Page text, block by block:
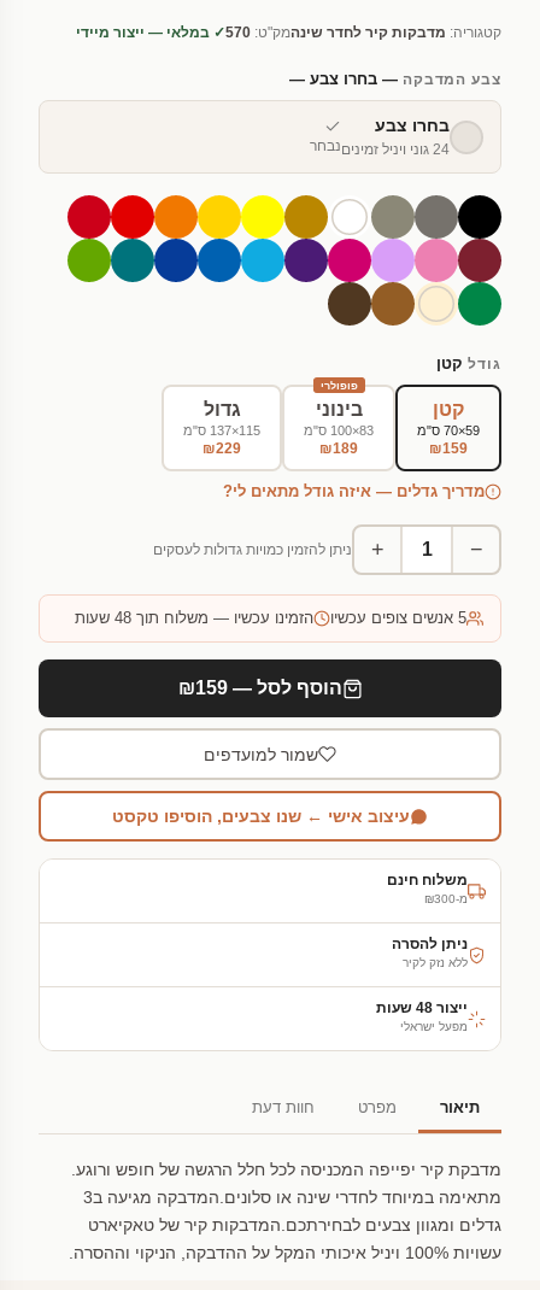
קטגוריה: מדבקות קיר לחדר שינהמק"ט: 570✓ במלאי — ייצור מיידי
צבע המדבקה— בחרו צבע —
בחרו צבע
24 גוני ויניל זמינים נבחר
גודל קטן
קטן
59×70 ס"מ
₪159
פופולרי
בינוני
83×100 ס"מ
₪189
גדול
115×137 ס"מ
₪229
מדריך גדלים — איזה גודל מתאים לי?
−
+ ניתן להזמין כמויות גדולות לעסקים
5 אנשים צופים עכשיו הזמינו עכשיו — משלוח תוך 48 שעות
הוסף לסל — ₪159
שמור למועדפים
עיצוב אישי ← שנו צבעים, הוסיפו טקסט
משלוח חינם
מ-₪300
ניתן להסרה
ללא נזק לקיר
ייצור 48 שעות
מפעל ישראלי
תיאור מפרט חוות דעת
מדבקת קיר יפייפה המכניסה לכל חלל הרגשה של חופש ורוגע.
מתאימה במיוחד לחדרי שינה או סלונים.המדבקה מגיעה ב3
גדלים ומגוון צבעים לבחירתכם.המדבקות קיר של טאקיארט
עשויות 100% ויניל איכותי המקל על ההדבקה, הניקוי וההסרה.